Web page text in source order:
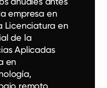
empresa en
Licenciatura en
de la
Aplicadas
en
remoto